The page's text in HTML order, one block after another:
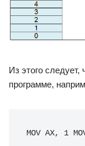
Из этого
программе,
MOV AX, 1